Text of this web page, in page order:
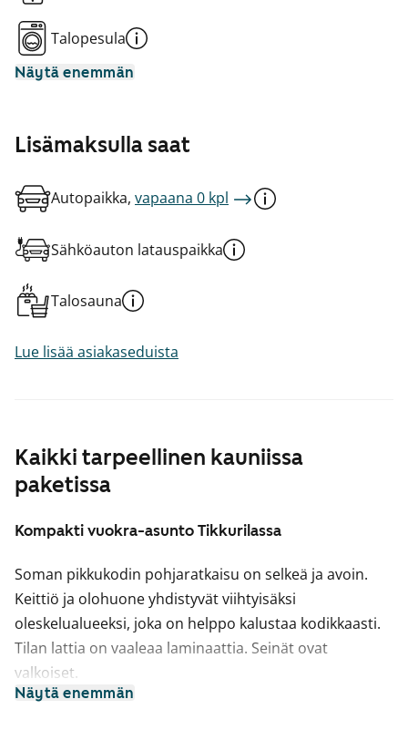
Kaikki tarpeellinen kauniissa
paketissa
Kompakti vuokra-asunto Tikkurilassa
Soman pikkukodin pohjaratkaisu on selkeä ja avoin.
Keittiö ja olohuone yhdistyvät viihtyisäksi
oleskelualueeksi, joka on helppo kalustaa kodikkaasti.
Tilan lattia on vaaleaa laminaattia. Seinät ovat
valkoiset.
Näytä enemmän
Talopesula
Näytä enemmän
Lisämaksulla saat
Autopaikka, vapaana 0 kpl
Sähköauton latauspaikka
Talosauna
Lue lisää asiakaseduista